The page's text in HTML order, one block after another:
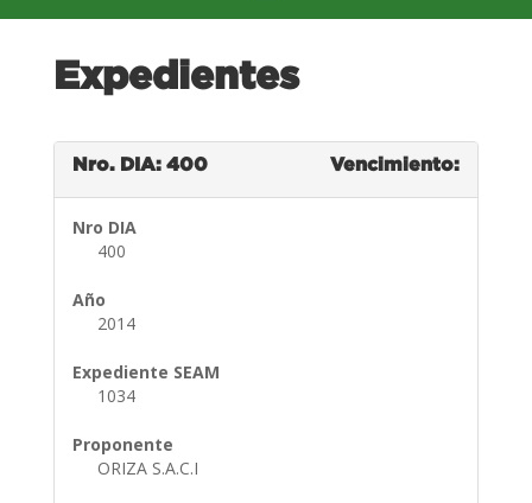
Expedientes
Nro. DIA: 400 Vencimiento:
Nro DIA
400
Año
2014
Expediente SEAM
1034
Proponente
ORIZA S.A.C.I